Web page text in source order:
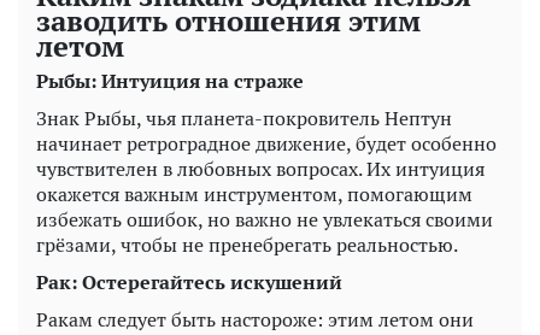
заводить отношения этим
летом
Рыбы: Интуиция на страже
Знак Рыбы, чья планета-покровитель Нептун
начинает ретроградное движение, будет особенно
чувствителен в любовных вопросах. Их интуиция
окажется важным инструментом, помогающим
избежать ошибок, но важно не увлекаться своими
грёзами, чтобы не пренебрегать реальностью.
Рак: Остерегайтесь искушений
Ракам следует быть настороже: этим летом они